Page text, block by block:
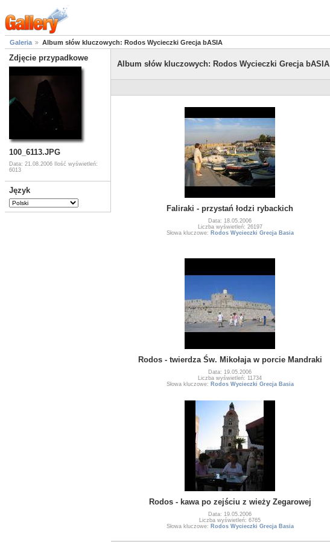
Galeria Album słów kluczowych: Rodos Wycieczki Grecja bASIA
Zdjęcie przypadkowe
100_6113.JPG
Data: 21.08.2006
Ilość wyświetleń:
6013
Język
Album słów kluczowych: Rodos Wycieczki Grecja bASIA
Faliraki - przystań łodzi rybackich
Data: 18.05.2006
Liczba wyświetleń: 26197
Słowa kluczowe: Rodos Wycieczki Grecja Basia
Rodos - twierdza Św. Mikołaja w porcie Mandraki
Data: 19.05.2006
Liczba wyświetleń: 11734
Słowa kluczowe: Rodos Wycieczki Grecja Basia
Rodos - kawa po zejściu z wieży Zegarowej
Data: 19.05.2006
Liczba wyświetleń: 6765
Słowa kluczowe: Rodos Wycieczki Grecja Basia